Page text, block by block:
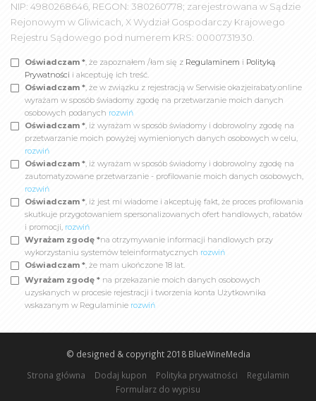
NIP: 4980268646, REGON: 380260778; zarejestrowana w Sądzie
Rejonowym w Gliwicach, X Wydział Gospodarczy Krajowego
Rejestru Sądowego pod numerem KRS: 0000731930.
Oświadczam *, że zapoznałem /łam się z Regulaminem i Polityką
Prywatności i akceptuję ich treść.
Oświadczam *, że w związku z rejestracją w Serwisie okazjeirabaty.online
wyrażam w sposób świadomy zgodę na przetwarzanie moich danych
osobowych podanych rozwiń
Oświadczam *, iż wyrażam w sposób świadomy i dobrowolny zgodę na
przetwarzanie moich powyżej wymienionych danych osobowych w celu,
rozwiń
Oświadczam *, iż wyrażam w sposób świadomy i dobrowolny zgodę na
zautomatyzowane przetwarzanie - profilowanie moich danych osobowych,
rozwiń
Oświadczam *, iż jest mi wiadome i akceptuję fakt, że proces profilowania
skutkuje przygotowaniem spersonalizowanych ofert handlowych, rabatów
i promocji, rozwiń
Wyrażam zgodę *na otrzymywanie informacji handlowych przy
wykorzystaniu systemów teleinformatycznych rozwiń
Oświadczam *, że mam ukończone 18 lat.
Wyrażam zgodę * na przekazanie moich danych osobowych
uzyskanych w procesie rejestracji i tworzenia konta Użytkownika
wskazanym w Regulaminie rozwiń
© designed & copyright 2018 BlueWineMedia
Strona główna
Dodaj kupon Polityka prywatności
Regulamin
Formularz do wypisu